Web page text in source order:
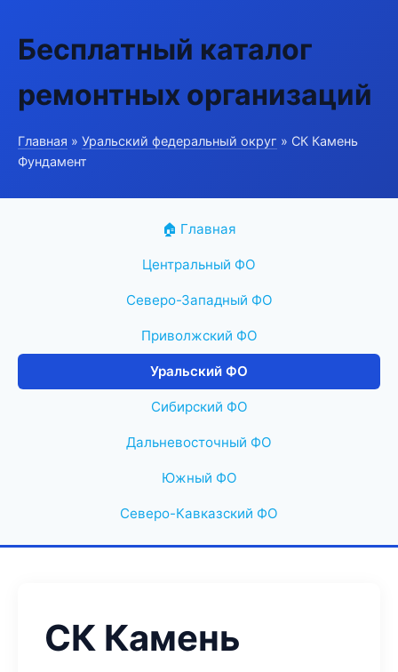
Бесплатный каталог
ремонтных организаций
Главная » Уральский федеральный округ » СК Камень
Фундамент
🏠 Главная
Центральный ФО
Северо-Западный ФО
Приволжский ФО
Уральский ФО
Сибирский ФО
Дальневосточный ФО
Южный ФО
Северо-Кавказский ФО
СК Камень